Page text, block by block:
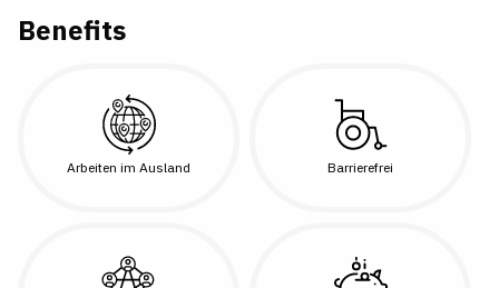
Benefits
Arbeiten im Ausland Barrierefrei